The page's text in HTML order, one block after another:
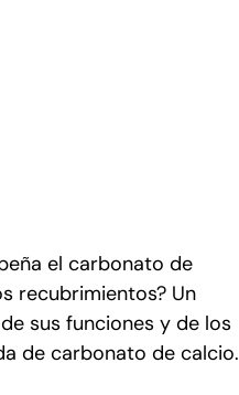
el carbonato de
recubrimientos? Un
sus funciones y de los
de carbonato de calcio.